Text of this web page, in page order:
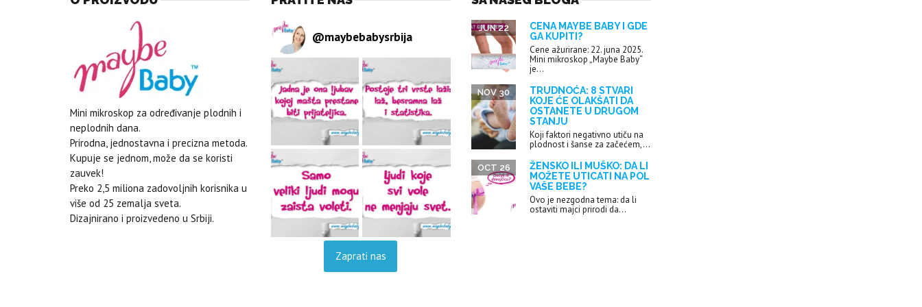
Mini mikroskop za određivanje plodnih i
neplodnih dana.
Prirodna, jednostavna i precizna metoda.
Kupuje se jednom, može da se koristi
zauvek!
Preko 2,5 miliona zadovoljnih korisnika u
više od 25 zemalja sveta.
Dizajnirano i proizvedeno u Srbiji.
@maybebabysrbija
Zaprati nas
CENA MAYBE BABY I GDE
GA KUPITI?
JUN 22
Cene ažurirane: 22. juna 2025.
Mini mikroskop „Maybe Baby“
je...
TRUDNOĆA: 8 STVARI
KOJE ĆE OLAKŠATI DA
OSTANETE U DRUGOM
STANJU
NOV 30
Koji faktori negativno utiču na
plodnost i šanse za začećem,...
ŽENSKO ILI MUŠKO: DA LI
MOŽETE UTICATI NA POL
VAŠE BEBE?
OCT 26
Ovo je nezgodna tema: da li
ostaviti majci prirodi da...